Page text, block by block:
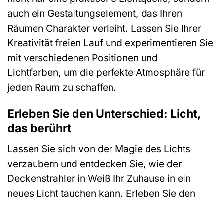
auch ein Gestaltungselement, das Ihren
Räumen Charakter verleiht. Lassen Sie Ihrer
Kreativität freien Lauf und experimentieren Sie
mit verschiedenen Positionen und
Lichtfarben, um die perfekte Atmosphäre für
jeden Raum zu schaffen.
Erleben Sie den Unterschied: Licht,
das berührt
Lassen Sie sich von der Magie des Lichts
verzaubern und entdecken Sie, wie der
Deckenstrahler in Weiß Ihr Zuhause in ein
neues Licht tauchen kann. Erleben Sie den